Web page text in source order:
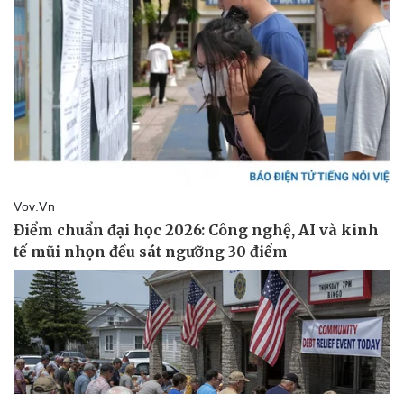
Pháp luật
Vụ án
Tin nóng
Tư vấn luật
Quân sự - Quốc phòng
Vũ khí
Việt Nam
Phân tích